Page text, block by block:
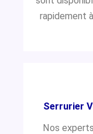
rapidement
Serrurier
Nos